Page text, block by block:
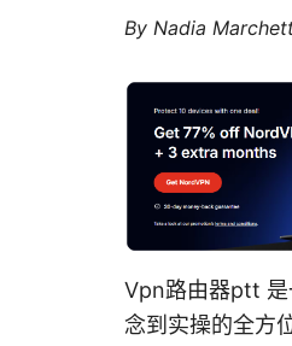
By Nadia
Vpn路由器ptt 是
念到实操的全方